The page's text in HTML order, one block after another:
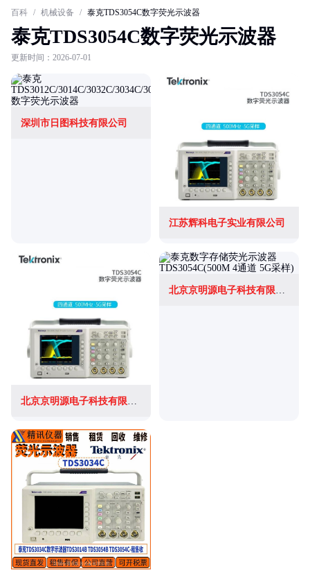
百科 / 机械设备 / 泰克TDS3054C数字荧光示波器
泰克TDS3054C数字荧光示波器
更新时间：2026-07-01
深圳市日图科技有限公司
江苏辉科电子实业有限公司